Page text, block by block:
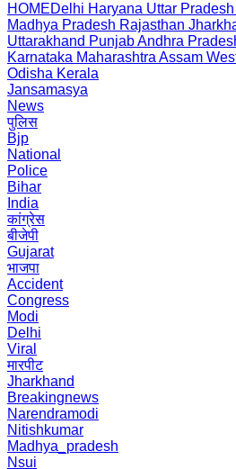
HOMEDelhi Haryana Uttar Pradesh
Madhya Pradesh Rajasthan
Uttarakhand PunjabAndhra
Karnataka Maharashtra Assam
Odisha Kerala
Jansamasya
News
पुलिस
Bjp
National
Police
Bihar
India
कांग्रेस
बीजेपी
Gujarat
भाजपा
Accident
Congress
Modi
Delhi
Viral
मारपीट
Jharkhand
Breakingnews
Narendramodi
Nitishkumar
Madhya_pradesh
Nsui